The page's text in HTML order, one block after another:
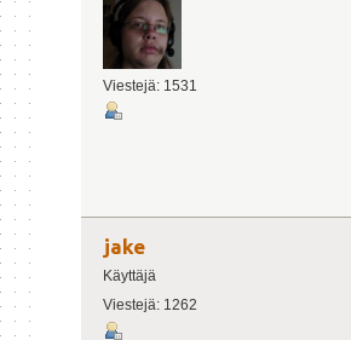
Viestejä: 1531
jake
Käyttäjä
Viestejä: 1262